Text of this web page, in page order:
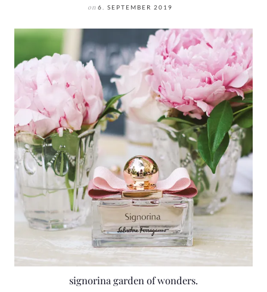
on 6. SEPTEMBER 2019
signorina garden of wonders.